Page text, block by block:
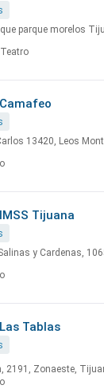
parque morelos
13420, Leos
Tijuana
y Cardenas,
Tablas
2191, Zonaeste,